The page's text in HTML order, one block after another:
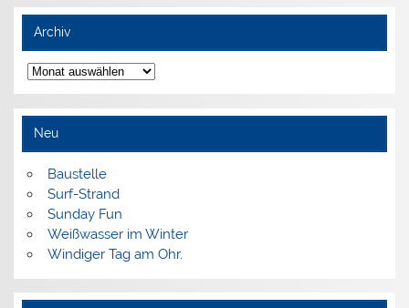
Archiv
Archiv
Neu
Baustelle
Surf-Strand
Sunday Fun
Weißwasser im Winter
Windiger Tag am Ohr.